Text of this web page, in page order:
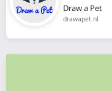
Draw a Pet
drawapet.nl